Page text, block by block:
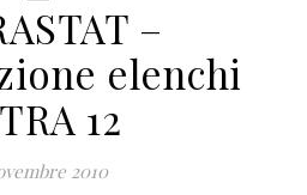
–
elenchi
12
2010